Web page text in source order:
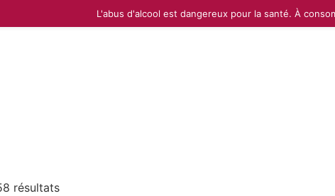
résultats
L'abus d'alcool est dangereux pour la santé. À